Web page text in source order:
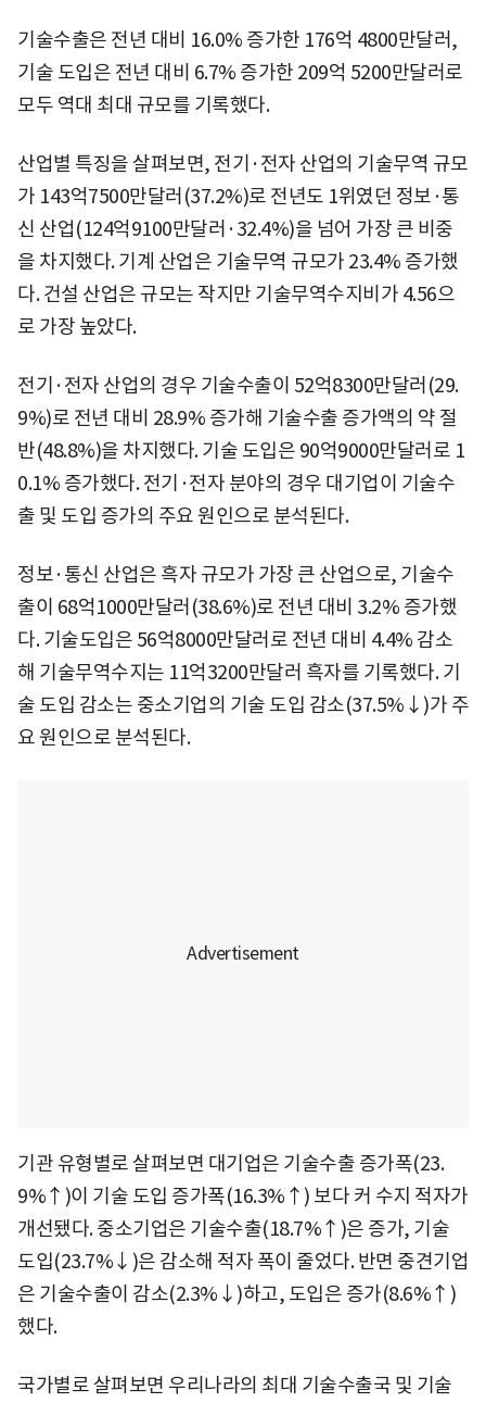
기술수출은 전년 대비 16.0% 증가한 176억 4800만달러,
기술 도입은 전년 대비 6.7% 증가한 209억 5200만달러로
모두 역대 최대 규모를 기록했다.
산업별 특징을 살펴보면, 전기·전자 산업의 기술무역 규모
가 143억7500만달러(37.2%)로 전년도 1위였던 정보·통
신 산업(124억9100만달러·32.4%)을 넘어 가장 큰 비중
을 차지했다. 기계 산업은 기술무역 규모가 23.4% 증가했
다. 건설 산업은 규모는 작지만 기술무역수지비가 4.56으
로 가장 높았다.
전기·전자 산업의 경우 기술수출이 52억8300만달러(29.
9%)로 전년 대비 28.9% 증가해 기술수출 증가액의 약 절
반(48.8%)을 차지했다. 기술 도입은 90억9000만달러로 1
0.1% 증가했다. 전기·전자 분야의 경우 대기업이 기술수
출 및 도입 증가의 주요 원인으로 분석된다.
정보·통신 산업은 흑자 규모가 가장 큰 산업으로, 기술수
출이 68억1000만달러(38.6%)로 전년 대비 3.2% 증가했
다. 기술도입은 56억8000만달러로 전년 대비 4.4% 감소
해 기술무역수지는 11억3200만달러 흑자를 기록했다. 기
술 도입 감소는 중소기업의 기술 도입 감소(37.5%↓)가 주
요 원인으로 분석된다.
기관 유형별로 살펴보면 대기업은 기술수출 증가폭(23.
9%↑)이 기술 도입 증가폭(16.3%↑) 보다 커 수지 적자가
개선됐다. 중소기업은 기술수출(18.7%↑)은 증가, 기술
도입(23.7%↓)은 감소해 적자 폭이 줄었다. 반면 중견기업
은 기술수출이 감소(2.3%↓)하고, 도입은 증가(8.6%↑)
했다.
국가별로 살펴보면 우리나라의 최대 기술수출국 및 기술